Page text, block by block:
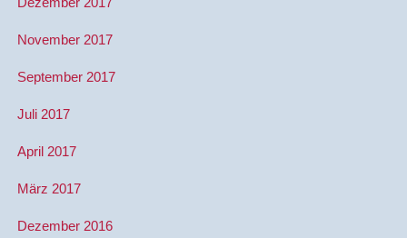
November 2017
September 2017
Juli 2017
April 2017
März 2017
Dezember 2016